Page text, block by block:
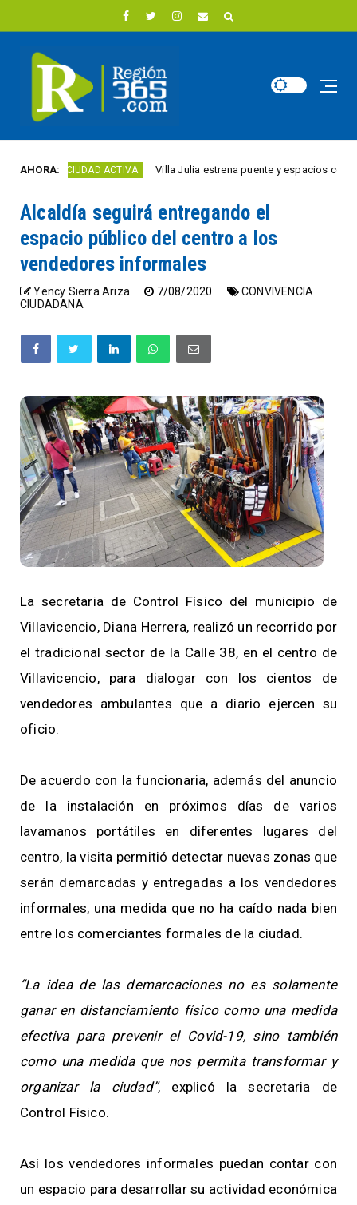
AHORA:
CIUDAD ACTIVA Villa Julia estrena puente y espacios comerciales
Alcaldía seguirá entregando el
espacio público del centro a los
vendedores informales
Yency Sierra Ariza 7/08/2020
CONVIVENCIA
CIUDADANA
La secretaria de Control Físico del municipio de
Villavicencio, Diana Herrera, realizó un recorrido por
el tradicional sector de la Calle 38, en el centro de
Villavicencio, para dialogar con los cientos de
vendedores ambulantes que a diario ejercen su
oficio.
De acuerdo con la funcionaria, además del anuncio
de la instalación en próximos días de varios
lavamanos portátiles en diferentes lugares del
centro, la visita permitió detectar nuevas zonas que
serán demarcadas y entregadas a los vendedores
informales, una medida que no ha caído nada bien
entre los comerciantes formales de la ciudad.
“La idea de las demarcaciones no es solamente
ganar en distanciamiento físico como una medida
efectiva para prevenir el Covid-19, sino también
como una medida que nos permita transformar y
organizar la ciudad”, explicó la secretaria de
Control Físico.
Así los vendedores informales puedan contar con
un espacio para desarrollar su actividad económica